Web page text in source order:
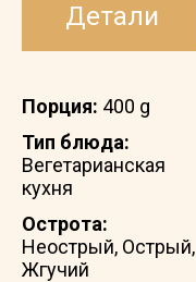
Детали
Порция: 400 g
Тип блюда:
Вегетарианская
кухня
Острота:
Неострый, Острый,
Жгучий